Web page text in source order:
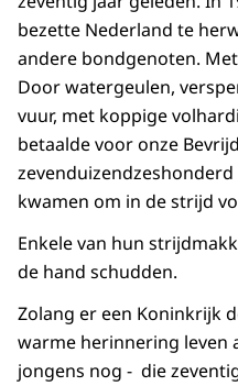
bezette Nederland te
andere bondgenoten.
Door watergeulen,
vuur, met koppige
betaalde voor onze
kwamen om in de strijd
Enkele van hun
de hand schudden.
Zolang er een Koninkrijk
warme herinnering leven
jongens nog - die